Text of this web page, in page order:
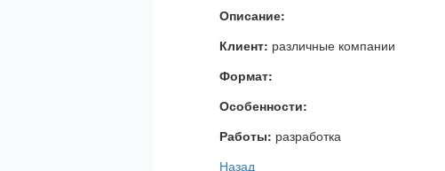
Описание:
Клиент: различные компании
Формат:
Особенности:
Работы: разработка
Назад